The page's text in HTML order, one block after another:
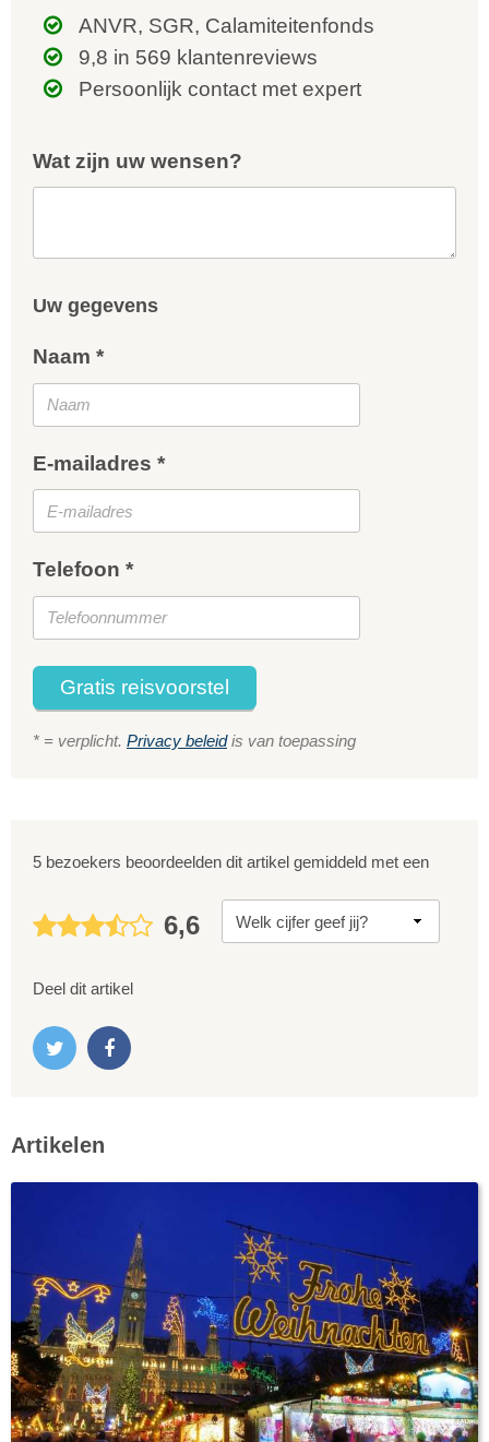
ANVR, SGR, Calamiteitenfonds
9,8 in 569 klantenreviews
Persoonlijk contact met expert
Wat zijn uw wensen?
Uw gegevens
Naam *
E-mailadres *
Telefoon *
Gratis reisvoorstel
* = verplicht. Privacy beleidis van toepassing
5 bezoekers beoordeelden dit artikel gemiddeld met een
6,6
Deel dit artikel
Artikelen